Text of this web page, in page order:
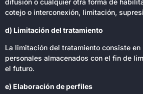
difusión o cualquier otra forma de
cotejo o interconexión, limitación,
d) Limitación del tratamiento
La limitación del tratamiento consiste en
personales almacenados con el fin de
el futuro.
e) Elaboración de perfiles